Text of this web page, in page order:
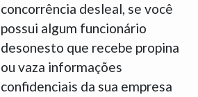
concorrência desleal, se você
possui algum funcionário
desonesto que recebe propina
ou vaza informações
confidenciais da sua empresa